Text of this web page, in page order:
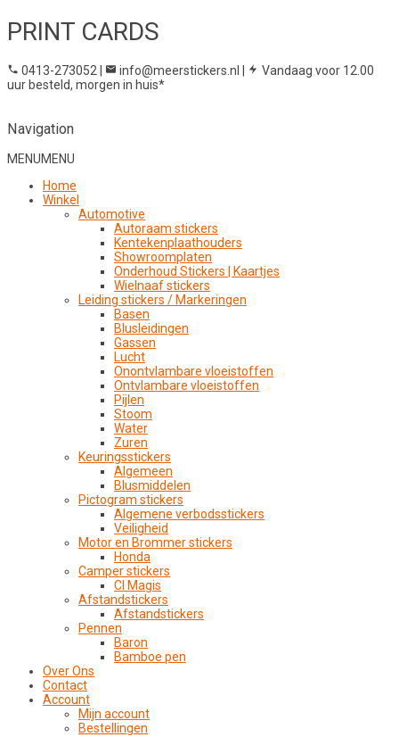
PRINT CARDS
0413-273052 | info@meerstickers.nl |
Vandaag voor 12.00
uur besteld, morgen in huis*
Navigation
MENUMENU
Home
Winkel
Automotive
Autoraam stickers
Kentekenplaathouders
Showroomplaten
Onderhoud Stickers | Kaartjes
Wielnaaf stickers
Leiding stickers / Markeringen
Basen
Blusleidingen
Gassen
Lucht
Onontvlambare vloeistoffen
Ontvlambare vloeistoffen
Pijlen
Stoom
Water
Zuren
Keuringsstickers
Algemeen
Blusmiddelen
Pictogram stickers
Algemene verbodsstickers
Veiligheid
Motor en Brommer stickers
Honda
Camper stickers
CI Magis
Afstandstickers
Afstandstickers
Pennen
Baron
Bamboe pen
Over Ons
Contact
Account
Mijn account
Bestellingen